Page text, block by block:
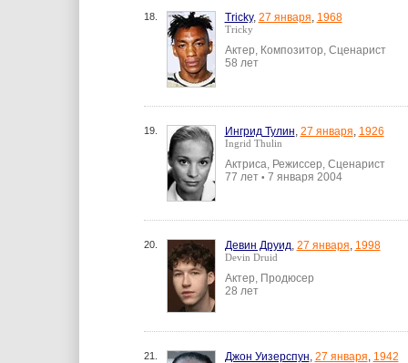
18. Tricky, 27 января, 1968
Tricky
Актер, Композитор, Сценарист
58 лет
19. Ингрид Тулин, 27 января, 1926
Ingrid Thulin
Актриса, Режиссер, Сценарист
77 лет • 7 января 2004
20. Девин Друид, 27 января, 1998
Devin Druid
Актер, Продюсер
28 лет
21. Джон Уизерспун, 27 января, 1942